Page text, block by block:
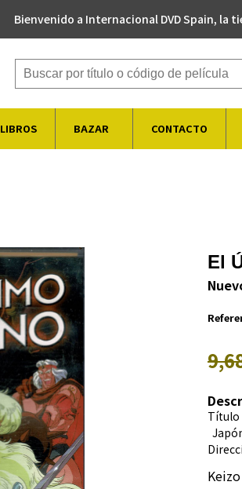
Bienvenido a Internacional DVD Spain, la
Buscador de
LIBROS BAZAR CONTACTO
El